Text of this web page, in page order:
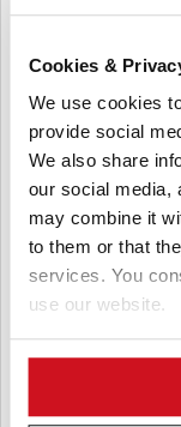
Cookies &
We use cookies
provide social
We also share
our social media,
may combine it
to them or that
services. You
use our website.
Agosto 04, 2026
Paraguay:
semilla
Productores de